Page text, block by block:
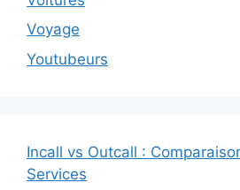
Voyage
Youtubeurs
Incall vs Outcall :
Services